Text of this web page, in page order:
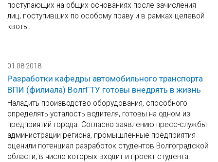
поступающих на общих основаниях после зачисления
лиц, поступивших по особому праву и в рамках целевой
квоты.
01.08.2018
Разработки кафедры автомобильного транспорта
ВПИ (филиала) ВолгГТУ готовы внедрять в жизнь
Наладить производство оборудования, способного
определять усталость водителя, готовы на одном из
предприятий города. Согласно заявлению пресс-службы
администрации региона, промышленные предприятия
оценили потенциал разработок студентов Волгоградской
области, в число которых входит и проект студента